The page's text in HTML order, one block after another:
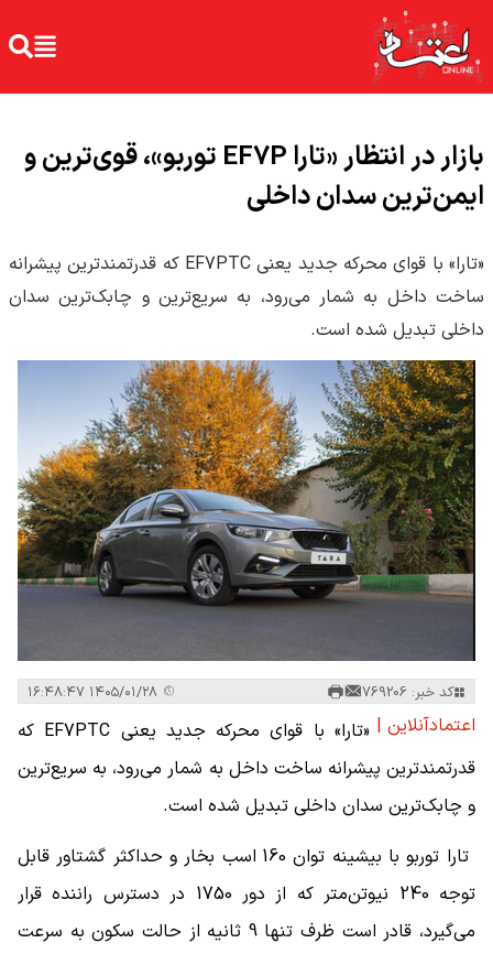
بازار در انتظار «تارا EF7P توربو»، قوی‌ترین و
ایمن‌ترین سدان داخلی
«تارا» با قوای محرکه جدید یعنی EF7PTC که قدرتمندترین پیشرانه
ساخت داخل به شمار می‌رود، به سریع‌ترین و چابک‌ترین سدان
داخلی تبدیل شده است.
کد خبر: 769206
اعتمادآنلاین |
«تارا» با قوای محرکه جدید یعنی EF7PTC که
قدرتمندترین پیشرانه ساخت داخل به شمار می‌رود، به سریع‌ترین
و چابک‌ترین سدان داخلی تبدیل شده است.
تارا توربو با بیشینه توان 160 اسب بخار و حداکثر گشتاور قابل
توجه 240 نیوتن‌متر که از دور 1750 در دسترس راننده قرار
می‌گیرد، قادر است ظرف تنها 9 ثانیه از حالت سکون به سرعت